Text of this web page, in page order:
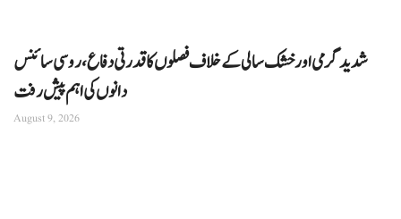
شدید گرمی اور خشک سالی کے خلاف فصلوں کا قدرتی دفاع، روسی سائنس
دانوں کی اہم پیش رفت
August 9, 2026